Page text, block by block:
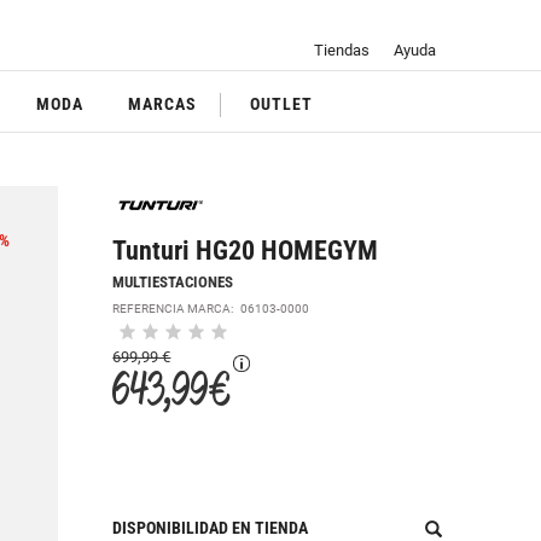
Tiendas Ayuda
MODA MARCAS OUTLET
Tunturi HG20 HOMEGYM
MULTIESTACIONES
REFERENCIA MARCA:06103-0000
699,99 €
643,99 €
DISPONIBILIDAD EN TIENDA
%